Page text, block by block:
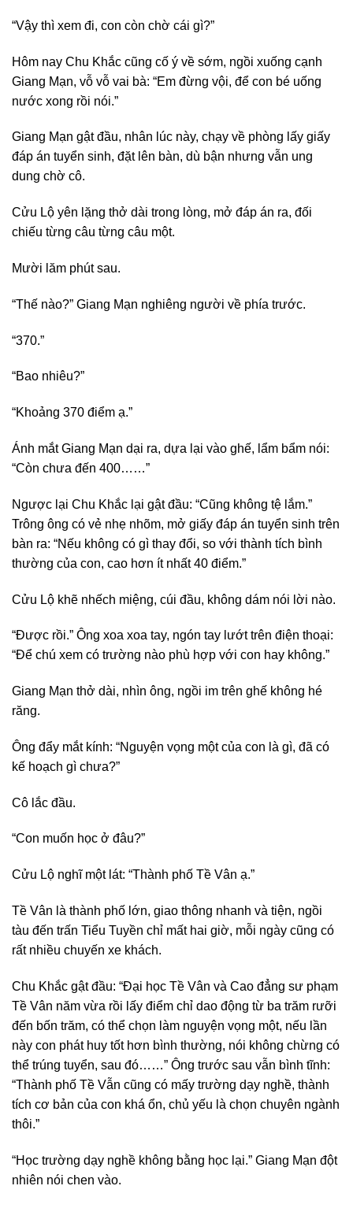
“Vậy thì xem đi, con còn chờ cái gì?”
Hôm nay Chu Khắc cũng cố ý về sớm, ngồi xuống cạnh
Giang Mạn, vỗ vỗ vai bà: “Em đừng vội, để con bé uống
nước xong rồi nói.”
Giang Mạn gật đầu, nhân lúc này, chạy về phòng lấy giấy
đáp án tuyển sinh, đặt lên bàn, dù bận nhưng vẫn ung
dung chờ cô.
Cửu Lộ yên lặng thở dài trong lòng, mở đáp án ra, đối
chiếu từng câu từng câu một.
Mười lăm phút sau.
“Thế nào?” Giang Mạn nghiêng người về phía trước.
“370.”
“Bao nhiêu?”
“Khoảng 370 điểm ạ.”
Ánh mắt Giang Mạn dại ra, dựa lại vào ghế, lẩm bẩm nói:
“Còn chưa đến 400……”
Ngược lại Chu Khắc lại gật đầu: “Cũng không tệ lắm.”
Trông ông có vẻ nhẹ nhõm, mở giấy đáp án tuyển sinh trên
bàn ra: “Nếu không có gì thay đổi, so với thành tích bình
thường của con, cao hơn ít nhất 40 điểm.”
Cửu Lộ khẽ nhếch miệng, cúi đầu, không dám nói lời nào.
“Được rồi.” Ông xoa xoa tay, ngón tay lướt trên điện thoại:
“Để chú xem có trường nào phù hợp với con hay không.”
Giang Mạn thở dài, nhìn ông, ngồi im trên ghế không hé
răng.
Ông đẩy mắt kính: “Nguyện vọng một của con là gì, đã có
kế hoạch gì chưa?”
Cô lắc đầu.
“Con muốn học ở đâu?”
Cửu Lộ nghĩ một lát: “Thành phố Tề Vân ạ.”
Tề Vân là thành phố lớn, giao thông nhanh và tiện, ngồi
tàu đến trấn Tiểu Tuyền chỉ mất hai giờ, mỗi ngày cũng có
rất nhiều chuyến xe khách.
Chu Khắc gật đầu: “Đại học Tề Vân và Cao đẳng sư phạm
Tề Vân năm vừa rồi lấy điểm chỉ dao động từ ba trăm rưỡi
đến bốn trăm, có thể chọn làm nguyện vọng một, nếu lần
này con phát huy tốt hơn bình thường, nói không chừng có
thể trúng tuyển, sau đó……” Ông trước sau vẫn bình tĩnh:
“Thành phố Tề Vẫn cũng có mấy trường dạy nghề, thành
tích cơ bản của con khá ổn, chủ yếu là chọn chuyên ngành
thôi.”
“Học trường dạy nghề không bằng học lại.” Giang Mạn đột
nhiên nói chen vào.